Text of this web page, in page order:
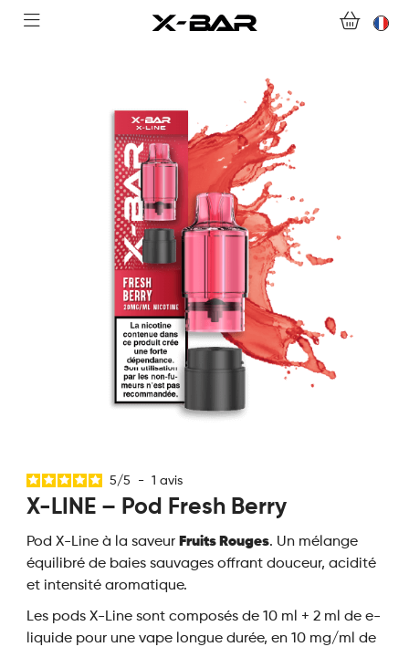
COLLECTIONS
NOUS CONTACTER
FOIRE AUX QUESTIONS
DEVENIR REVENDEUR
MON COMPTE
5/5 - 1 avis
X-LINE – Pod Fresh Berry
Pod X-Line à la saveur Fruits Rouges. Un mélange
équilibré de baies sauvages offrant douceur, acidité
et intensité aromatique.
Les pods X-Line sont composés de 10 ml + 2 ml de e-
liquide pour une vape longue durée, en 10 mg/ml de